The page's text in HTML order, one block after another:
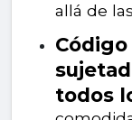
allá de
todos